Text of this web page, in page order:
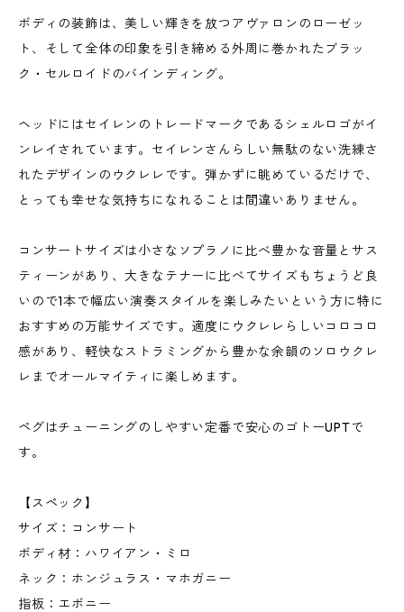
ボディの装飾は、美しい輝きを放つアヴァロンのローゼッ
ト、そして全体の印象を引き締める外周に巻かれたブラッ
ク・セルロイドのバインディング。
ヘッドにはセイレンのトレードマークであるシェルロゴがイ
ンレイされています。セイレンさんらしい無駄のない洗練さ
れたデザインのウクレレです。弾かずに眺めているだけで、
とっても幸せな気持ちになれることは間違いありません。
コンサートサイズは小さなソプラノに比べ豊かな音量とサス
ティーンがあり、大きなテナーに比べてサイズもちょうど良
いので1本で幅広い演奏スタイルを楽しみたいという方に特に
おすすめの万能サイズです。適度にウクレレらしいコロコロ
感があり、軽快なストラミングから豊かな余韻のソロウクレ
レまでオールマイティに楽しめます。
ペグはチューニングのしやすい定番で安心のゴトーUPTで
す。
【スペック】
サイズ：コンサート
ボディ材：ハワイアン・ミロ
ネック：ホンジュラス・マホガニー
指板：エボニー